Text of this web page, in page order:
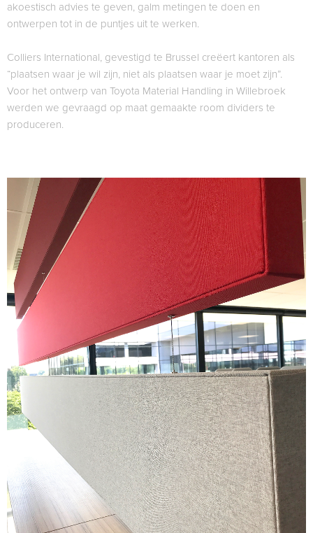
akoestisch advies te geven, galm metingen te doen en
ontwerpen tot in de puntjes uit te werken.
Colliers International, gevestigd te Brussel creëert kantoren als
“plaatsen waar je wil zijn, niet als plaatsen waar je moet zijn”.
Voor het ontwerp van Toyota Material Handling in Willebroek
werden we gevraagd op maat gemaakte room dividers te
produceren.